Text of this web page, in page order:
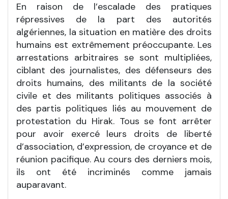
En raison de l’escalade des pratiques
répressives de la part des autorités
algériennes, la situation en matière des droits
humains est extrêmement préoccupante. Les
arrestations arbitraires se sont multipliées,
ciblant des journalistes, des défenseurs des
droits humains, des militants de la société
civile et des militants politiques associés à
des partis politiques liés au mouvement de
protestation du Hirak. Tous se font arrêter
pour avoir exercé leurs droits de liberté
d’association, d’expression, de croyance et de
réunion pacifique. Au cours des derniers mois,
ils ont été incriminés comme jamais
auparavant.